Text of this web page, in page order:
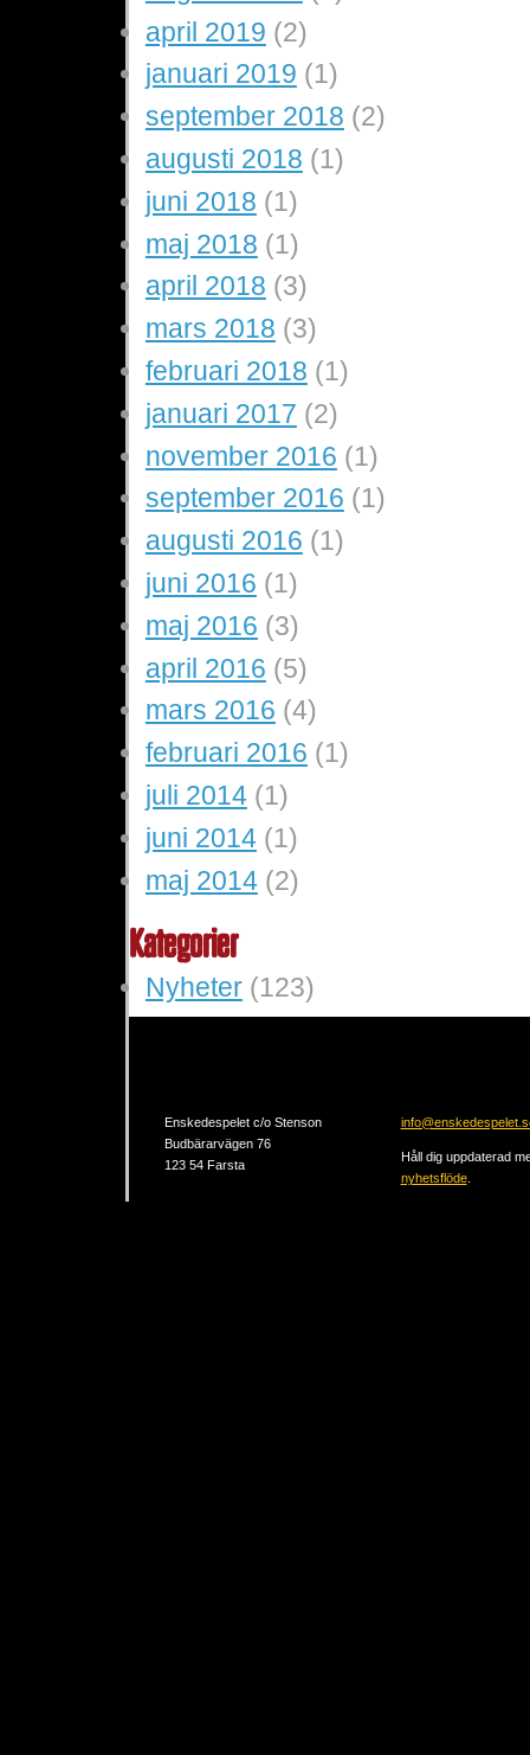
april 2019 (2)
januari 2019 (1)
september 2018 (2)
augusti 2018 (1)
juni 2018 (1)
maj 2018 (1)
april 2018 (3)
mars 2018 (3)
februari 2018 (1)
januari 2017 (2)
november 2016 (1)
september 2016 (1)
augusti 2016 (1)
juni 2016 (1)
maj 2016 (3)
april 2016 (5)
mars 2016 (4)
februari 2016 (1)
juli 2014(1)
juni 2014(1)
maj 2014(2)
Kategorier
Nyheter(123)
Enskedespelet c/o Stenson
Budbärarvägen 76
123 54 Farsta
Håll dig uppdaterad
nyhetsflöde.